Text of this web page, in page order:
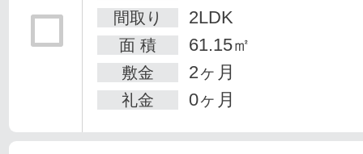
間取り
2LDK
面 積 61.15㎡
敷金 2ヶ月
礼金 0ヶ月